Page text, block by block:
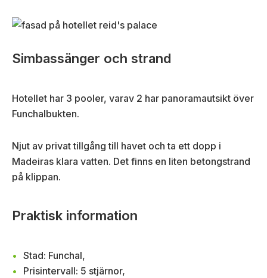
Simbassänger och strand
Hotellet har 3 pooler, varav 2 har panoramautsikt över
Funchalbukten.
Njut av privat tillgång till havet och ta ett dopp i
Madeiras klara vatten. Det finns en liten betongstrand
på klippan.
Praktisk information
Stad: Funchal,
Prisintervall: 5 stjärnor,